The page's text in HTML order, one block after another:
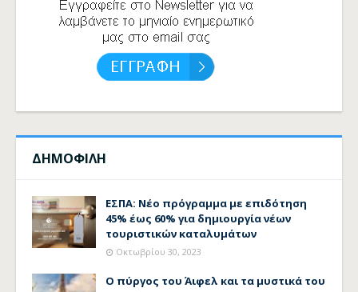
ΔΗΜΟΦΙΛΗ
ΕΣΠΑ: Νέο πρόγραμμα με επιδότηση
45% έως 60% για δημιουργία νέων
τουριστικών καταλυμάτων
Οκτωβρίου 30, 2023
Ο πύργος του Άιφελ και τα μυστικά του